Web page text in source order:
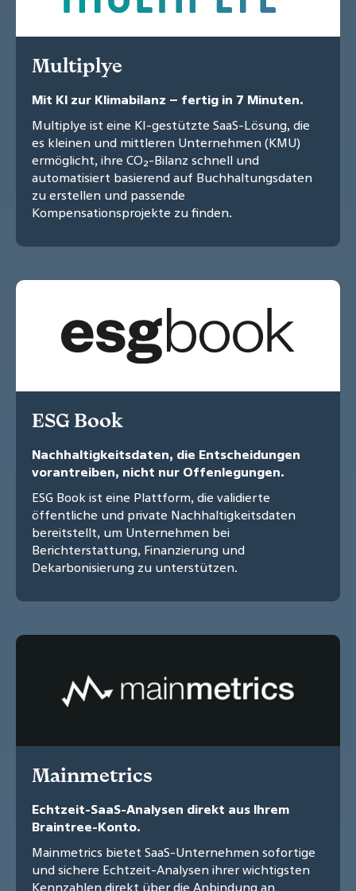
Multiplye
Mit KI zur Klimabilanz – fertig in 7 Minuten.
Multiplye ist eine KI-gestützte SaaS-Lösung, die
es kleinen und mittleren Unternehmen (KMU)
ermöglicht, ihre CO₂-Bilanz schnell und
automatisiert basierend auf Buchhaltungsdaten
zu erstellen und passende
Kompensationsprojekte zu finden.
ESG Book
Nachhaltigkeitsdaten, die Entscheidungen
vorantreiben, nicht nur Offenlegungen.
ESG Book ist eine Plattform, die validierte
öffentliche und private Nachhaltigkeitsdaten
bereitstellt, um Unternehmen bei
Berichterstattung, Finanzierung und
Dekarbonisierung zu unterstützen.
Mainmetrics
Echtzeit-SaaS-Analysen direkt aus Ihrem
Braintree-Konto.
Mainmetrics bietet SaaS-Unternehmen sofortige
und sichere Echtzeit-Analysen ihrer wichtigsten
Kennzahlen direkt über die Anbindung an